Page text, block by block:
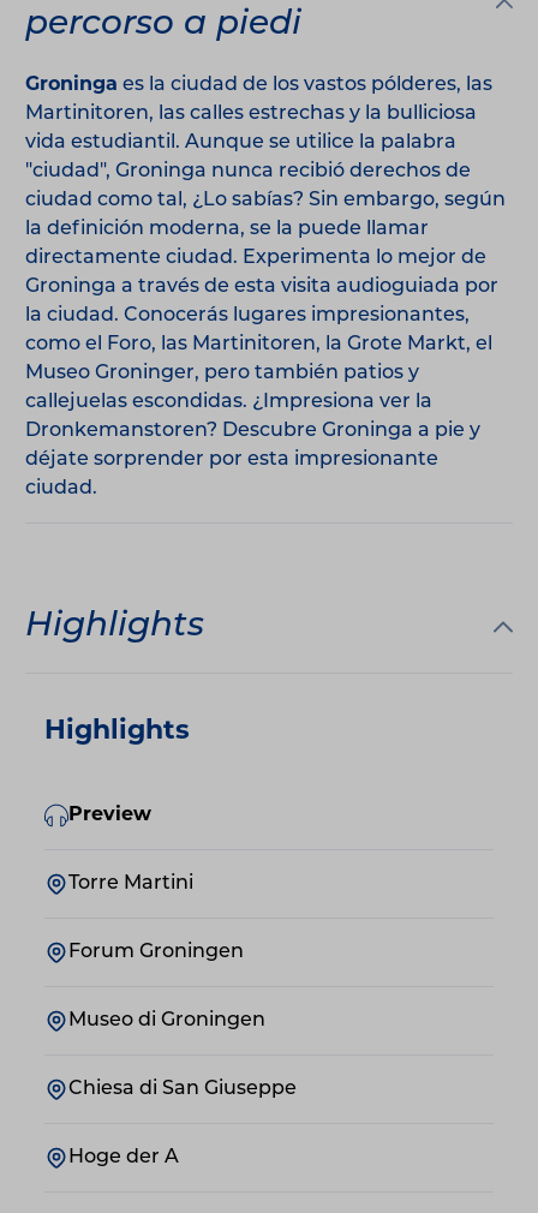
percorso a piedi
Groninga es la ciudad de los vastos pólderes, las
Martinitoren, las calles estrechas y la bulliciosa
vida estudiantil. Aunque se utilice la palabra
"ciudad", Groninga nunca recibió derechos de
ciudad como tal, ¿Lo sabías? Sin embargo, según
la definición moderna, se la puede llamar
directamente ciudad. Experimenta lo mejor de
Groninga a través de esta visita audioguiada por
la ciudad. Conocerás lugares impresionantes,
como el Foro, las Martinitoren, la Grote Markt, el
Museo Groninger, pero también patios y
callejuelas escondidas. ¿Impresiona ver la
Dronkemanstoren? Descubre Groninga a pie y
déjate sorprender por esta impresionante
ciudad.
Highlights
Highlights
Preview
Torre Martini
Forum Groningen
Museo di Groningen
Chiesa di San Giuseppe
Hoge der A